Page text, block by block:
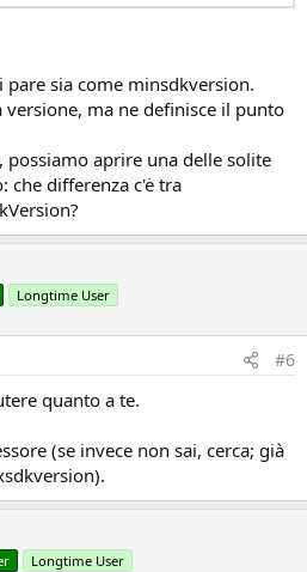
sia come minsdkversion.
ma ne definisce il punto
possiamo aprire una delle solite
che differenza c'ė tra
Longtime User
#6
quanto a te.
(se invece non sai, cerca; già
Longtime User